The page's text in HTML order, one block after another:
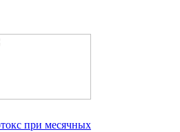
при месячных